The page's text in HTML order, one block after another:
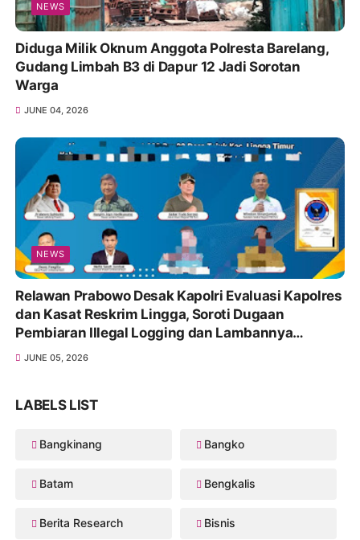
NEWS
Diduga Milik Oknum Anggota Polresta Barelang,
Gudang Limbah B3 di Dapur 12 Jadi Sorotan
Warga
JUNE 04, 2026
NEWS
Relawan Prabowo Desak Kapolri Evaluasi Kapolres
dan Kasat Reskrim Lingga, Soroti Dugaan
Pembiaran Illegal Logging dan Lambannya
Penanganan Korupsi
JUNE 05, 2026
LABELS LIST
Bangkinang Bangko
Batam Bengkalis
Berita Research Bisnis